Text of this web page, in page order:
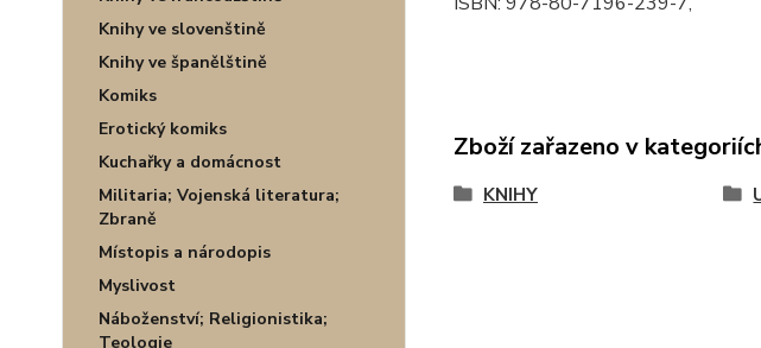
Knihy ve slovenštině
Knihy ve španělštině
Komiks
Erotický komiks
Kuchařky a domácnost
Militaria; Vojenská literatura;
Zbraně
Místopis a národopis
Myslivost
Náboženství; Religionistika;
Teologie
Zboží zařazeno v
KNIHY